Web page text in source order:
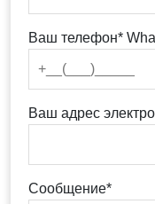
Ваш телефон*
Ваш адрес
Сообщение*